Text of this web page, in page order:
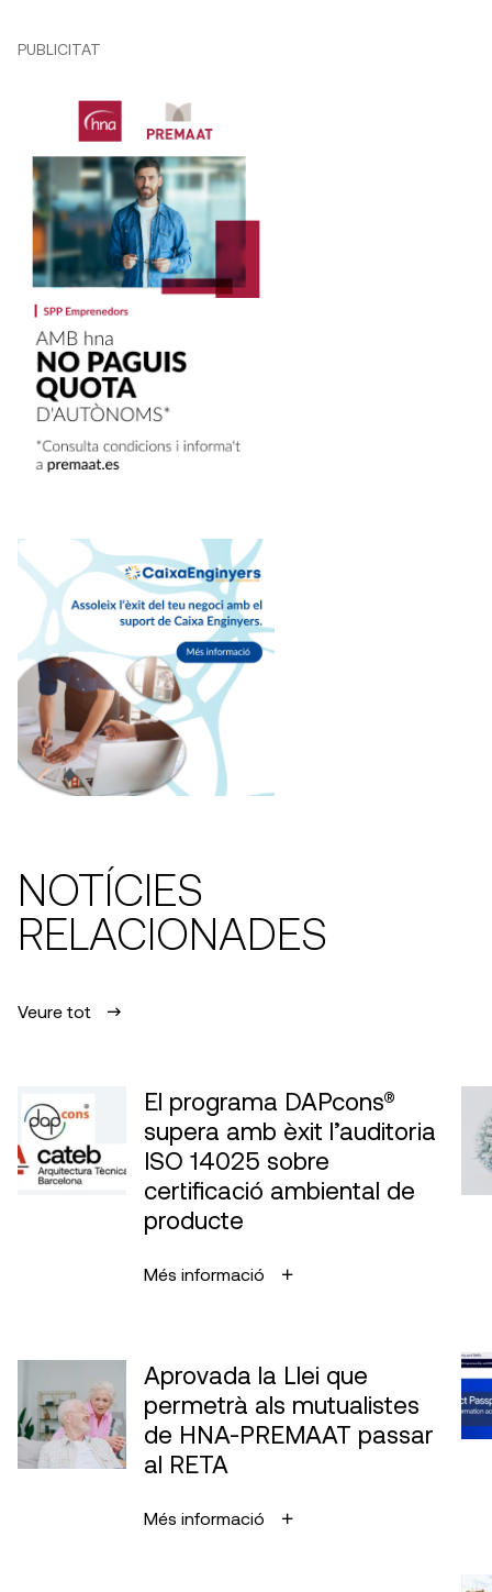
PUBLICITAT
NOTÍCIES
RELACIONADES
Veure tot
El programa DAPcons®
supera amb èxit l’auditoria
ISO 14025 sobre
certificació ambiental de
producte
Més informació
Aprovada la Llei que
permetrà als mutualistes
de HNA-PREMAAT passar
al RETA
Més informació